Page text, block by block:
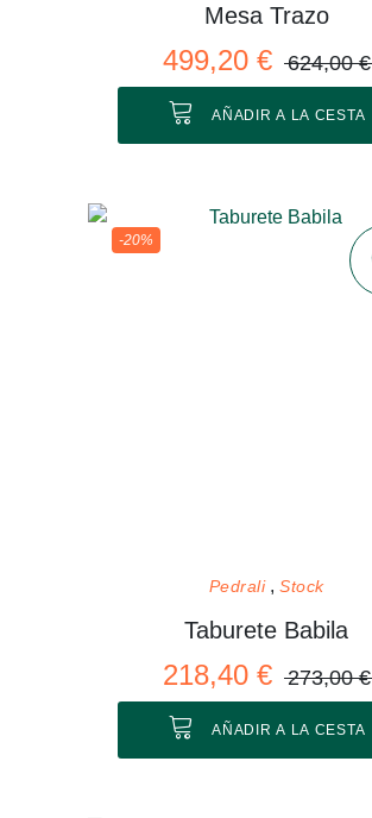
Mesa Trazo
499,20 € 624,00 €
AÑADIR A LA CESTA
-20%
Pedrali Stock
Taburete Babila
218,40 € 273,00 €
AÑADIR A LA CESTA